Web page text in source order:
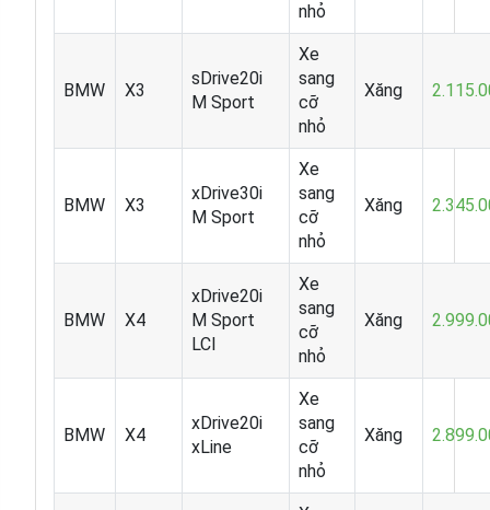
nhỏ
BMW X3
sDrive20i
M Sport
Xe
sang
cỡ
nhỏ
Xăng
BMW X3
xDrive30i
M Sport
Xe
sang
cỡ
nhỏ
Xăng
BMW X4
xDrive20i
M Sport
LCI
Xe
sang
cỡ
nhỏ
Xăng
BMW X4
xDrive20i
xLine
Xe
sang
cỡ
nhỏ
Xăng